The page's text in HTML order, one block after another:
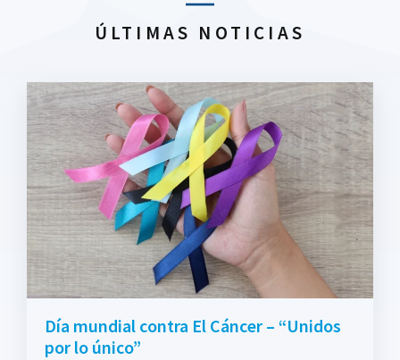
ÚLTIMAS NOTICIAS
Día mundial contra El Cáncer – “Unidos
por lo único”